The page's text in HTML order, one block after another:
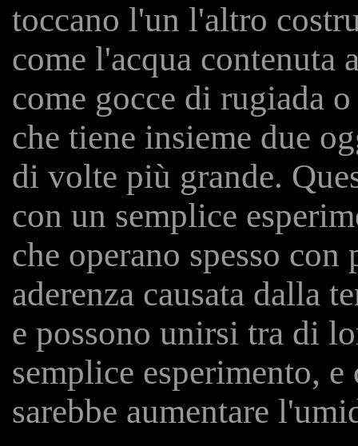
toccano l'un l'altro
come l'acqua contenuta
come gocce di rugiada
che tiene insieme due
di volte più grande.
con un semplice
che operano spesso
aderenza causata dalla
e possono unirsi tra di
semplice esperimento,
sarebbe aumentare